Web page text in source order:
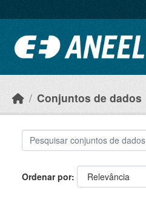
Conjuntos de dados
Ordenar por